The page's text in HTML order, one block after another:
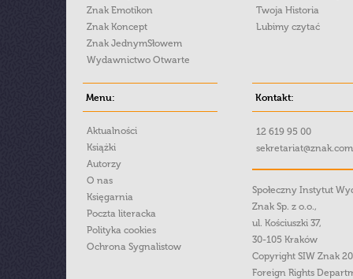
Znak Emotikon
Znak Koncept
Znak JednymSłowem
Wydawnictwo Otwarte
Twoja Historia
Lubimy czytać
Menu:
Aktualności
Książki
Autorzy
O nas
Księgarnia
Poczta literacka
Polityka cookies
Ochrona Sygnalistow
Kontakt:
12 619 95 00
Społeczny Instytut
Znak Sp. z o.o.,
ul. Kościuszki 37,
30-105 Kraków
Copyright SIW Znak
Foreign Rights